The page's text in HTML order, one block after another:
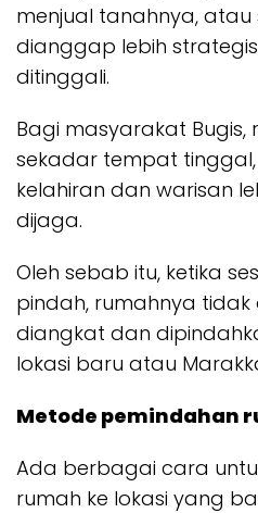
menjual tanahnya,
dianggap lebih
ditinggali.
Bagi masyarakat
sekadar tempat
kelahiran dan warisan
dijaga.
Oleh sebab itu, ketika
pindah, rumahnya
diangkat dan
lokasi baru atau
Metode pemindahan
Ada berbagai cara
rumah ke lokasi yang